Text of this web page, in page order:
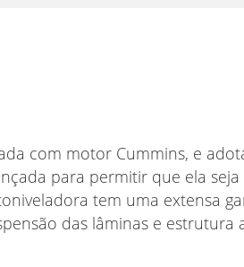
com motor Cummins, e
para permitir que ela seja
tem uma extensa
das lâminas e estrutura